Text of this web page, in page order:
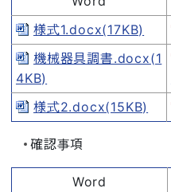
様式1.docx(17KB)
機械器具調書.docx(1
4KB)
様式2.docx(15KB)
確認事項
Word